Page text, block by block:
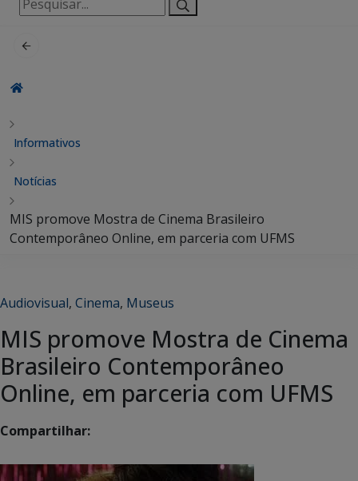
por:
Informativos
Notícias
MIS promove Mostra de Cinema Brasileiro
Contemporâneo Online, em parceria com UFMS
Audiovisual, Cinema, Museus
MIS promove Mostra de Cinema
Brasileiro Contemporâneo
Online, em parceria com UFMS
Compartilhar: